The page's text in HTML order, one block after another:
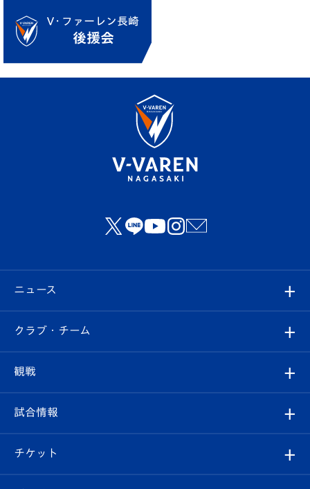
ニュース
すべて
クラブ
試合情報
クラブ・チーム
クラブ概要
エンブレム紹介
観戦
観戦ルール
はじめての観戦ガイド
試合情報
試合日程/結果
チケット